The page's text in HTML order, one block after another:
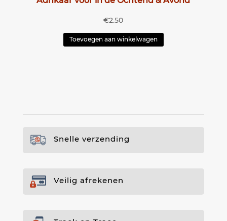
€2.50
Toevoegen aan winkelwagen
Snelle verzending
Veilig afrekenen